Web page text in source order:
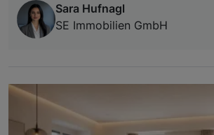
Sara Hufnagl
SE Immobilien GmbH